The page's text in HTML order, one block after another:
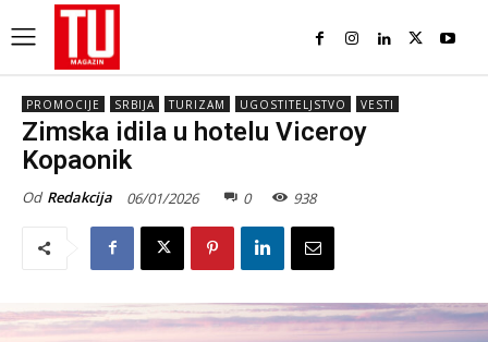
PROMOCIJE SRBIJA TURIZAM UGOSTITELJSTVO VESTI
Zimska idila u hotelu Viceroy
Kopaonik
Od Redakcija 06/01/2026 0 938